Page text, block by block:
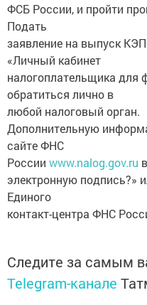
ФСБ России, и пройти
Подать
заявление на выпуск
«Личный кабинет
налогоплательщика для
обратиться лично в
любой налоговый орган.
Дополнительную
сайте ФНС
России www.nalog.gov.ru
электронную подпись?»
Единого
контакт-центра ФНС
Следите за самым
Telegram-канале